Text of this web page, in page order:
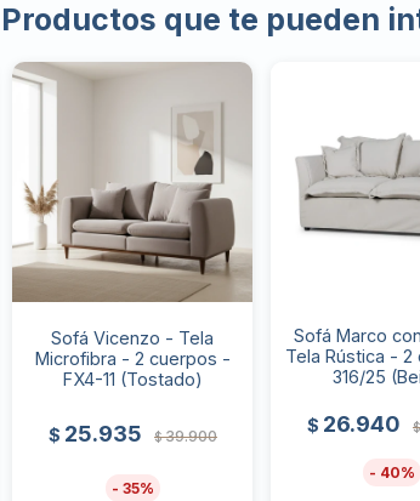
Productos que te pueden
Sofá Vicenzo - Tela
Microfibra - 2 cuerpos -
FX4-11 (Tostado)
$ 25.935 $ 39.900
35
Sofá Marco
Tela Rústica -
316/25
$ 26.940 $
40